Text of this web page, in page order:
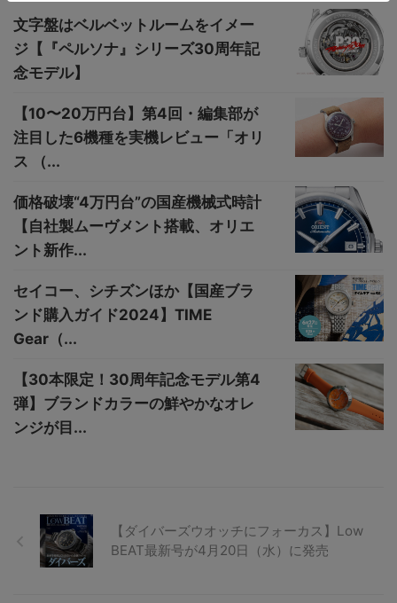
文字盤はベルベットルームをイメー
ジ【『ペルソナ』シリーズ30周年記
念モデル】
【10〜20万円台】第4回・編集部が
注目した6機種を実機レビュー「オリ
ス （...
価格破壊“4万円台”の国産機械式時計
【自社製ムーヴメント搭載、オリエ
ント新作...
セイコー、シチズンほか【国産ブラ
ンド購入ガイド2024】TIME
Gear（...
【30本限定！30周年記念モデル第4
弾】ブランドカラーの鮮やかなオレ
ンジが目...
【ダイバーズウオッチにフォーカス】Low
BEAT最新号が4月20日（水）に発売